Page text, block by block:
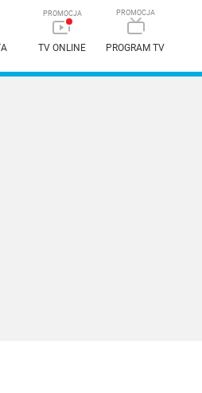
TV ONLINE PROGRAM TV